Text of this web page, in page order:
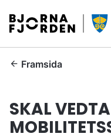
B
j
ø
r
f
j
o
D
r
h
Framsida
SKAL